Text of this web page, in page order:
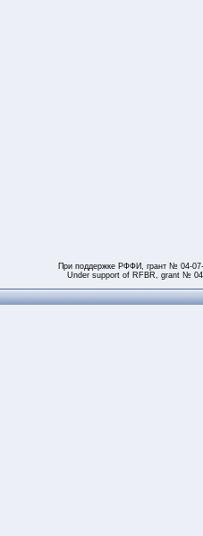
При поддержке РФФИ, грант № 04-
Under support of RFBR, grant №